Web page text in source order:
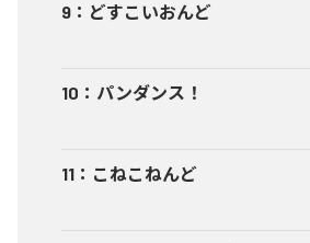
9 ： どすこいおんど
10 ： パンダンス！
11 ： こねこねんど